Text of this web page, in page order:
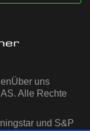
Über uns
Alle Rechte
und S&P